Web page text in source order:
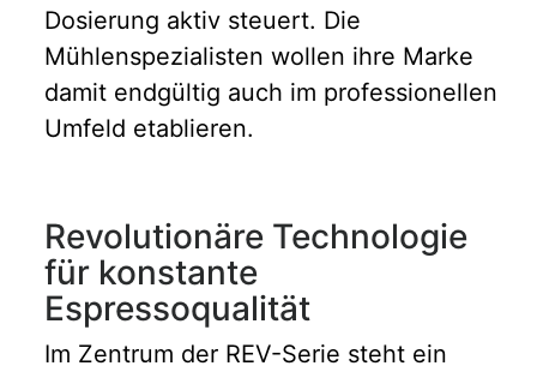
Dosierung aktiv steuert. Die
Mühlenspezialisten wollen ihre Marke
damit endgültig auch im professionellen
Umfeld etablieren.
Revolutionäre Technologie
für konstante
Espressoqualität
Im Zentrum der REV-Serie steht ein